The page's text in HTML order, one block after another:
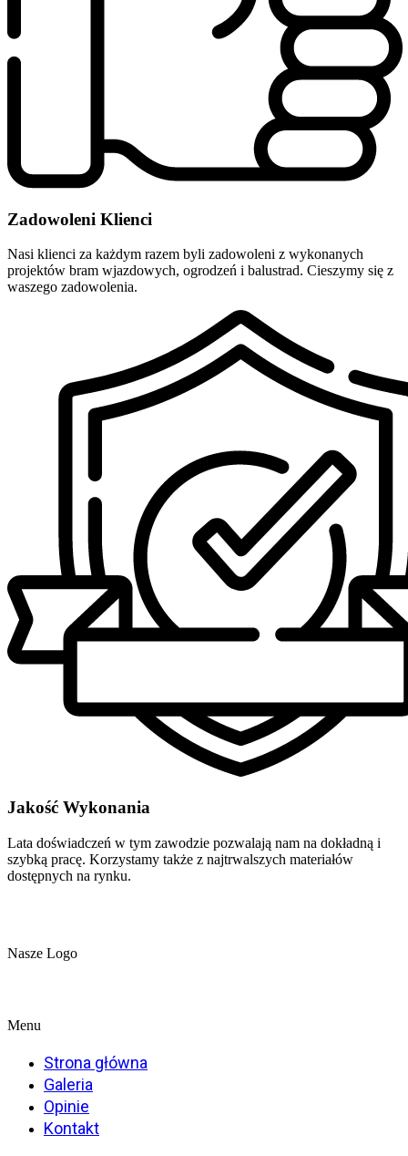
Zadowoleni Klienci
Nasi klienci za każdym razem byli zadowoleni z wykonanych
projektów bram wjazdowych, ogrodzeń i balustrad. Cieszymy się z
waszego zadowolenia.
Jakość Wykonania
Lata doświadczeń w tym zawodzie pozwalają nam na dokładną i
szybką pracę. Korzystamy także z najtrwalszych materiałów
dostępnych na rynku.
Nasze Logo
Menu
Strona główna
Galeria
Opinie
Kontakt